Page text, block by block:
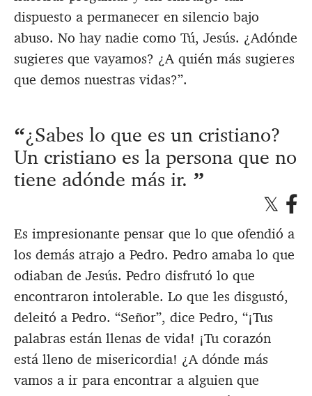
dispuesto a permanecer en silencio bajo
abuso. No hay nadie como Tú, Jesús. ¿Adónde
sugieres que vayamos? ¿A quién más sugieres
que demos nuestras vidas?”.
¿Sabes lo que es un cristiano?
Un cristiano es la persona que no
tiene adónde más ir.
Es impresionante pensar que lo que ofendió a
los demás atrajo a Pedro. Pedro amaba lo que
odiaban de Jesús. Pedro disfrutó lo que
encontraron intolerable. Lo que les disgustó,
deleitó a Pedro. “Señor”, dice Pedro, “¡Tus
palabras están llenas de vida! ¡Tu corazón
está lleno de misericordia! ¿A dónde más
vamos a ir para encontrar a alguien que